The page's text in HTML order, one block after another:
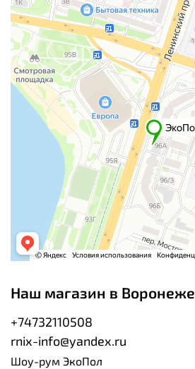
Наш магазин в Воронеже
+74732110508
rnix-info@yandex.ru
Шоу-рум ЭкоПол